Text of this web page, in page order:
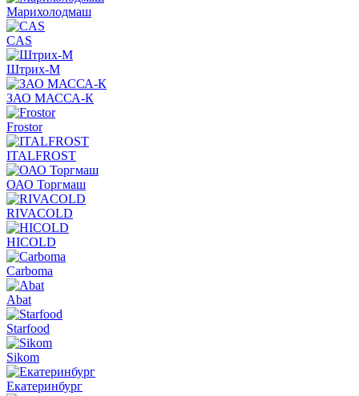
Марихолодмаш
CAS
Штрих-М
ЗАО МАССА-К
Frostor
ITALFROST
ОАО Торгмаш
RIVACOLD
HICOLD
Carboma
Abat
Starfood
Sikom
Екатеринбург